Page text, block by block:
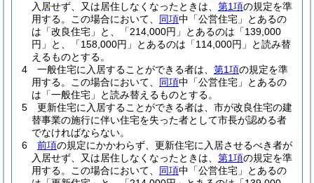
入居せず、又は居住しなくなったときは、 第1項の規定を準
用する。
この場合において、 同項中「公営住宅」とあるの
は「改良住宅」と、「214,000円」とあるのは「139,000
円」と、「158,000円」とあるのは「114,000円」と読み替
えるものとする。
4
一般住宅に入居することができる者は、 第1項の規定を準
用する。
この場合において、 同項中「公営住宅」とあるの
は「一般住宅」と読み替えるものとする。
5
更新住宅に入居することができる者は、市が改良住宅の建
替事業の施行に伴い住宅を失った者として市長が認める者
でなければならない。
6
前項の規定にかかわらず、更新住宅に入居させるべき者が
入居せず、又は居住しなくなったときは、 第1項の規定を準
用する。
この場合において、 同項中「公営住宅」とあるの